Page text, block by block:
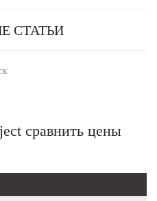
СТАТЬИ
сравнить цены